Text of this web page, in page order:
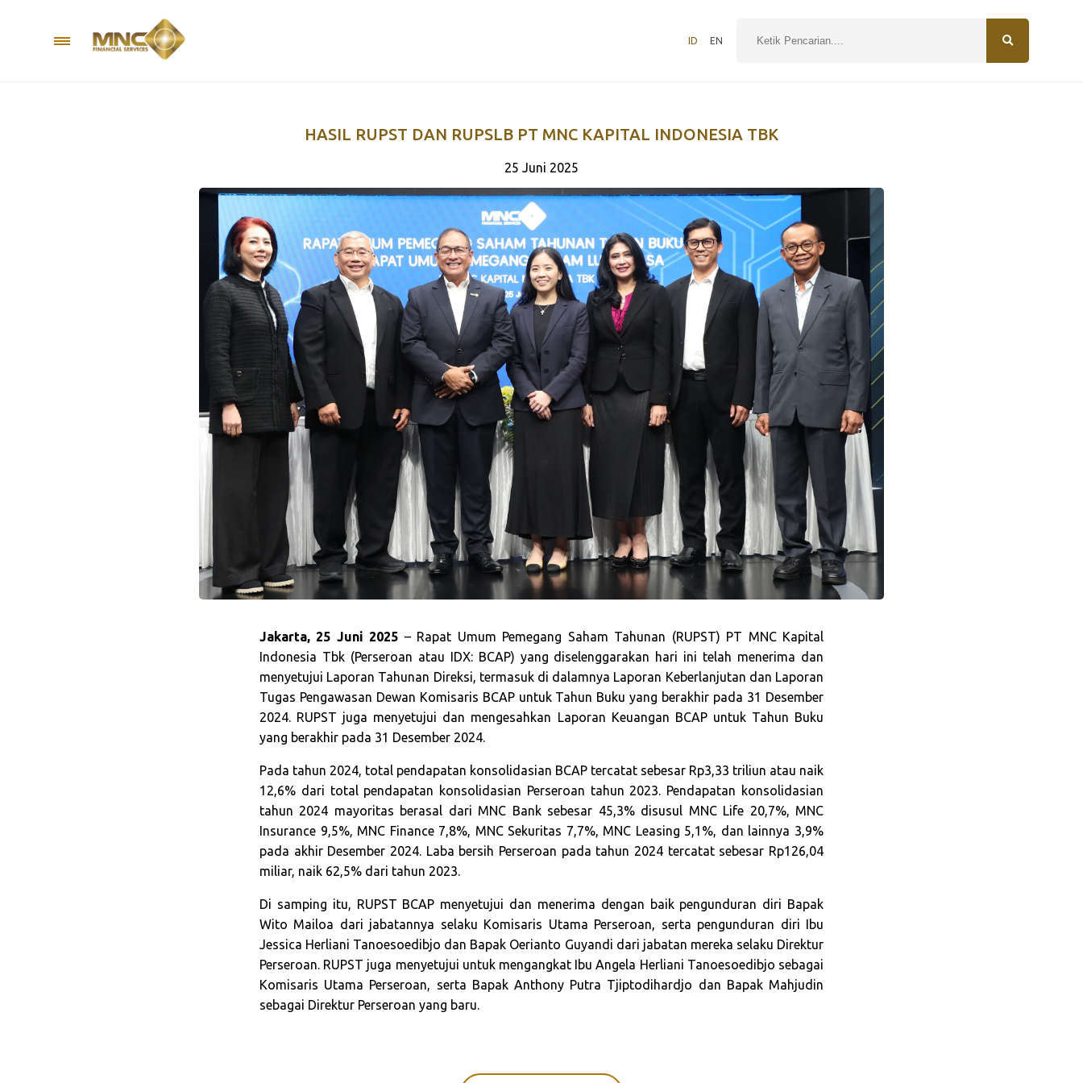
ID EN
HASIL RUPST DAN RUPSLB PT MNC KAPITAL INDONESIA TBK
25 Juni 2025
Jakarta, 25 Juni 2025 – Rapat Umum Pemegang Saham Tahunan (RUPST) PT MNC Kapital
Indonesia Tbk (Perseroan atau IDX: BCAP) yang diselenggarakan hari ini telah menerima dan
menyetujui Laporan Tahunan Direksi, termasuk di dalamnya Laporan Keberlanjutan dan Laporan
Tugas Pengawasan Dewan Komisaris BCAP untuk Tahun Buku yang berakhir pada 31 Desember
2024. RUPST juga menyetujui dan mengesahkan Laporan Keuangan BCAP untuk Tahun Buku
yang berakhir pada 31 Desember 2024.
Pada tahun 2024, total pendapatan konsolidasian BCAP tercatat sebesar Rp3,33 triliun atau naik
12,6% dari total pendapatan konsolidasian Perseroan tahun 2023. Pendapatan konsolidasian
tahun 2024 mayoritas berasal dari MNC Bank sebesar 45,3% disusul MNC Life 20,7%, MNC
Insurance 9,5%, MNC Finance 7,8%, MNC Sekuritas 7,7%, MNC Leasing 5,1%, dan lainnya 3,9%
pada akhir Desember 2024. Laba bersih Perseroan pada tahun 2024 tercatat sebesar Rp126,04
miliar, naik 62,5% dari tahun 2023.
Di samping itu, RUPST BCAP menyetujui dan menerima dengan baik pengunduran diri Bapak
Wito Mailoa dari jabatannya selaku Komisaris Utama Perseroan, serta pengunduran diri Ibu
Jessica Herliani Tanoesoedibjo dan Bapak Oerianto Guyandi dari jabatan mereka selaku Direktur
Perseroan. RUPST juga menyetujui untuk mengangkat Ibu Angela Herliani Tanoesoedibjo sebagai
Komisaris Utama Perseroan, serta Bapak Anthony Putra Tjiptodihardjo dan Bapak Mahjudin
sebagai Direktur Perseroan yang baru.